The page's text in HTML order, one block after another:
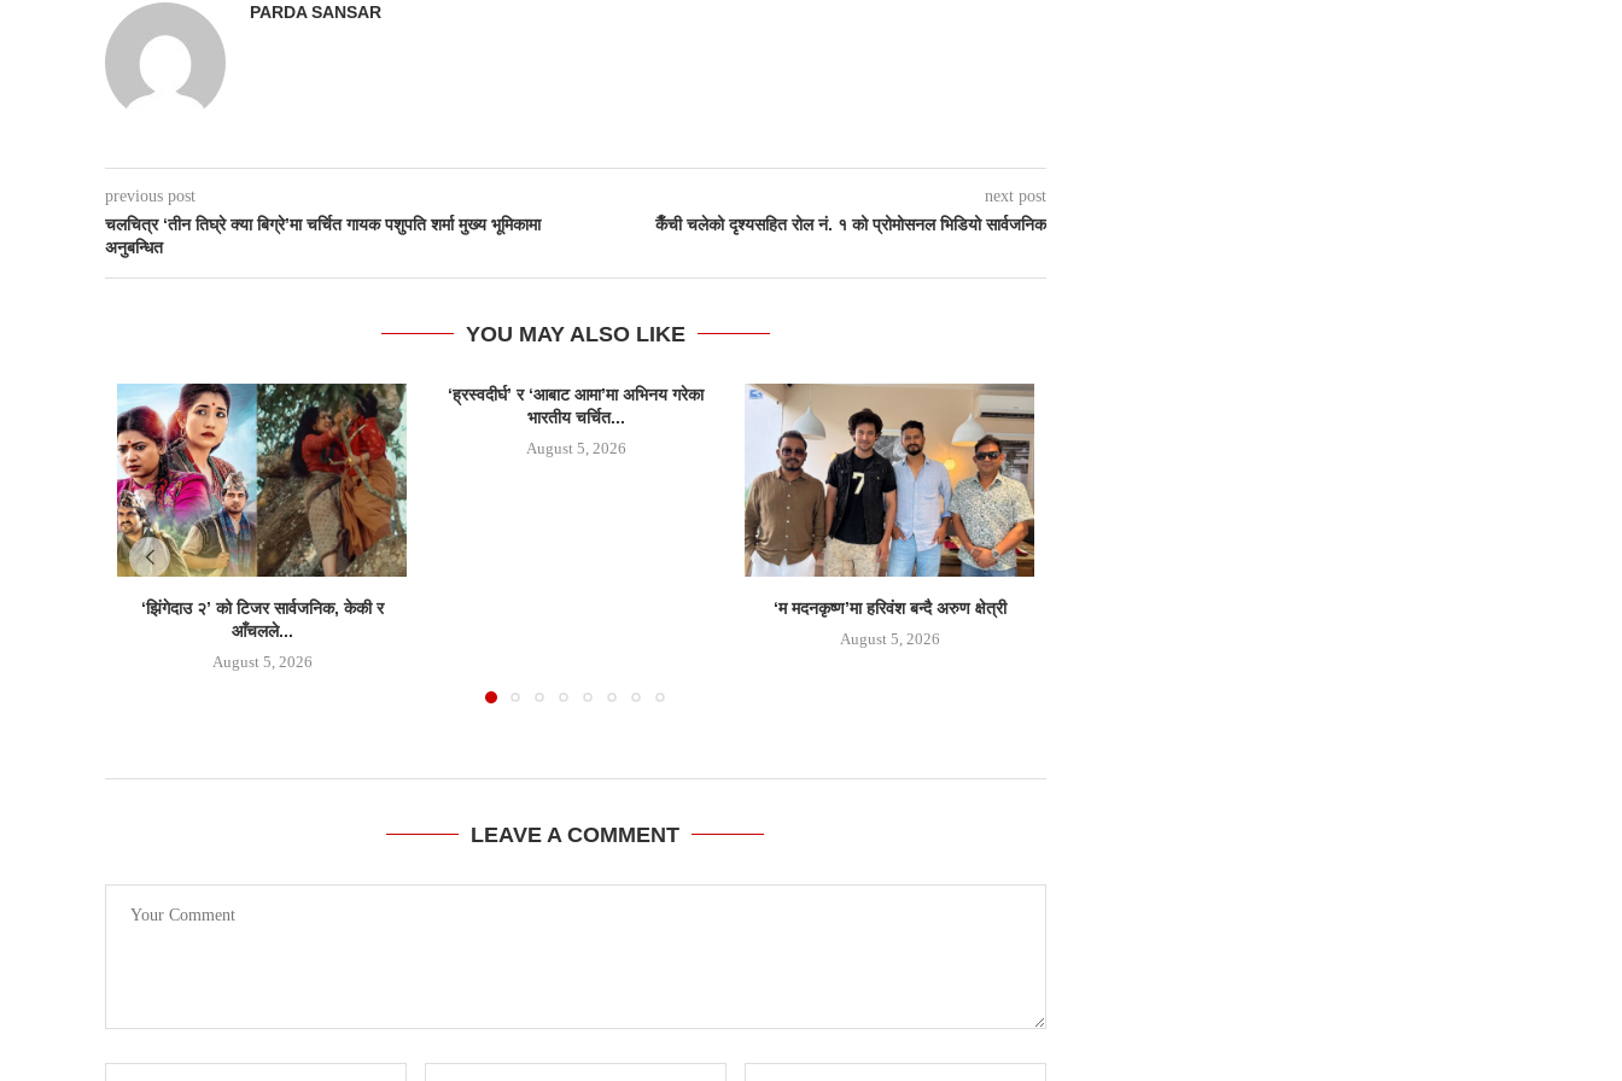
PARDA SANSAR
previous post
चलचित्र ‘तीन तिघ्रे क्या बिग्रे’मा चर्चित गायक पशुपति शर्मा मुख्य भूमिकामा
अनुबन्धित
next post
कैँची चलेको दृश्यसहित रोल नं. १ को प्रोमोसनल भिडियो सार्वजनिक
YOU MAY ALSO LIKE
‘झिंगेदाउ २’ को टिजर सार्वजनिक, केकी र
आँचलले...
August 5, 2026
‘ह्रस्वदीर्घ’ र ‘आबाट आमा’मा अभिनय गरेका
भारतीय चर्चित...
August 5, 2026
‘म मदनकृष्ण’मा हरिवंश बन्दै अरुण क्षेत्री
August 5, 2026
LEAVE A COMMENT